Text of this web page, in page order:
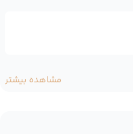
مشاهده بیشتر